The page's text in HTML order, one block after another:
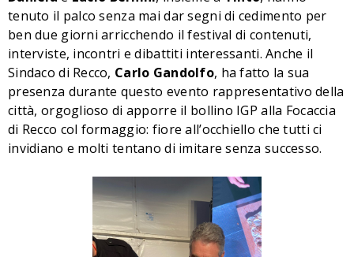
tenuto il palco senza mai dar segni di cedimento per
ben due giorni arricchendo il festival di contenuti,
interviste, incontri e dibattiti interessanti. Anche il
Sindaco di Recco, Carlo Gandolfo, ha fatto la sua
presenza durante questo evento rappresentativo della
città, orgoglioso di apporre il bollino IGP alla Focaccia
di Recco col formaggio: fiore all’occhiello che tutti ci
invidiano e molti tentano di imitare senza successo.